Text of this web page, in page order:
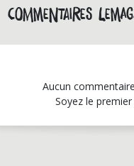
Commentaires
Aucun
Soyez le